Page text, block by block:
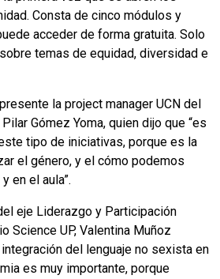
Consta de cinco módulos y
acceder de forma gratuita. Solo
temas de equidad, diversidad e
la project manager UCN del
Gómez Yoma, quien dijo que “es
tipo de iniciativas, porque es la
el género, y el cómo podemos
en el aula”.
eje Liderazgo y Participación
Science UP, Valentina Muñoz
integración del lenguaje no sexista en
es muy importante, porque